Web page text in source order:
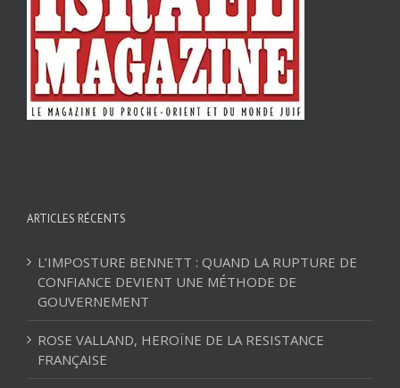
ARTICLES RÉCENTS
L’IMPOSTURE BENNETT : QUAND LA RUPTURE DE
CONFIANCE DEVIENT UNE MÉTHODE DE
GOUVERNEMENT
ROSE VALLAND, HEROÏNE DE LA RESISTANCE
FRANÇAISE